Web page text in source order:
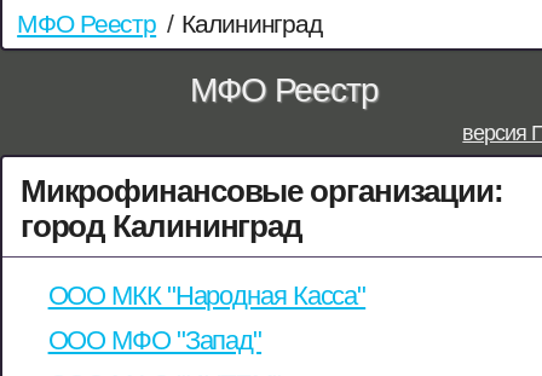
МФО Реестр / Калининград
МФО Реестр
версия
Микрофинансовые организации:
город Калининград
ООО МКК "Народная Касса"
ООО МФО "Запад"